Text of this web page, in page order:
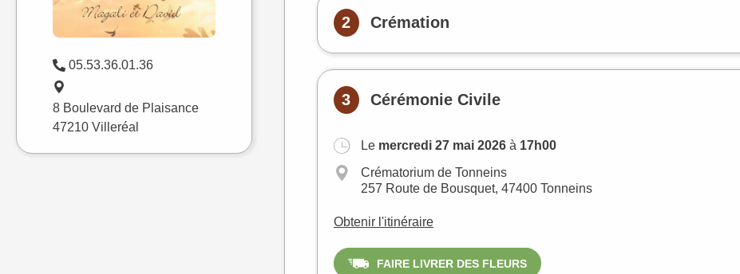
05.53.36.01.36
8 Boulevard de Plaisance
47210 Villeréal
2 Crémation
3 Cérémonie Civile
Le mercredi 27 mai 2026 à 17h00
Crématorium de Tonneins
257 Route de Bousquet, 47400 Tonneins
Obtenir l'itinéraire
FAIRE LIVRER DES FLEURS